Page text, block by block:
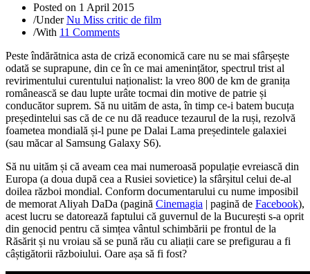
Posted on 1 April 2015
/UnderNu Miss critic de film
/With 11 Comments
Peste îndărătnica asta de criză economică care nu se mai sfârșește
odată se suprapune, din ce în ce mai amenințător, spectrul trist al
revirimentului curentului naționalist: la vreo 800 de km de granița
românească se dau lupte urâte tocmai din motive de patrie și
conducător suprem. Să nu uităm de asta, în timp ce-i batem bucuța
președintelui sas că de ce nu dă readuce tezaurul de la ruși, rezolvă
foametea mondială și-l pune pe Dalai Lama președintele galaxiei
(sau măcar al Samsung Galaxy S6).
Să nu uităm și că aveam cea mai numeroasă populație evreiască din
Europa (a doua după cea a Rusiei sovietice) la sfârșitul celui de-al
doilea război mondial. Conform documentarului cu nume imposibil
de memorat Aliyah DaDa (pagină Cinemagia | pagină de Facebook),
acest lucru se datorează faptului că guvernul de la București s-a oprit
din genocid pentru că simțea vântul schimbării pe frontul de la
Răsărit și nu vroiau să se pună rău cu aliații care se prefigurau a fi
câștigătorii războiului. Oare așa să fi fost?